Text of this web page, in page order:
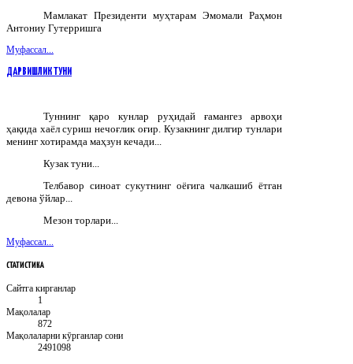
Мамлакат Президенти муҳтарам Эмомали Раҳмон
Антониу Гутерришга
Муфассал...
ДАРВИШЛИК ТУНИ
Туннинг қаро кунлар руҳидай ғамангез арвоҳи
ҳақида хаёл суриш нечоғлик оғир. Кузакнинг дилгир тунлари
менинг хотирамда маҳзун кечади...
Кузак туни...
Телбавор синоат сукутнинг оёғига чалкашиб ётган
девона ўйлар...
Мезон торлари...
Муфассал...
СТАТИСТИКА
Сайтга кирганлар
1
Мақолалар
872
Мақолаларни кӯрганлар сони
2491098